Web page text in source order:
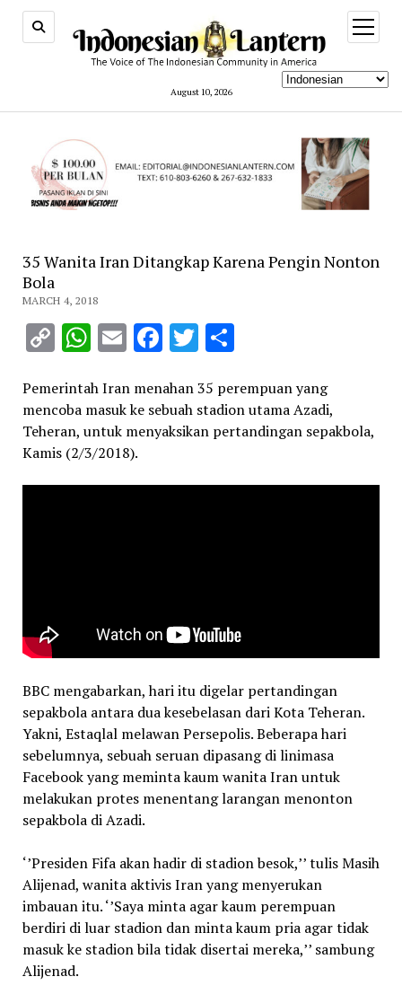
August 10, 2026
open
menu
35 Wanita Iran Ditangkap Karena Pengin Nonton
Bola
MARCH 4, 2018
CopyWhatsApp
EmailFacebook
Twitter
Share
Pemerintah Iran menahan 35 perempuan yang
mencoba masuk ke sebuah stadion utama Azadi,
Teheran, untuk menyaksikan pertandingan sepakbola,
Kamis (2/3/2018).
BBC mengabarkan, hari itu digelar pertandingan
sepakbola antara dua kesebelasan dari Kota Teheran.
Yakni, Estaqlal melawan Persepolis. Beberapa hari
sebelumnya, sebuah seruan dipasang di linimasa
Facebook yang meminta kaum wanita Iran untuk
melakukan protes menentang larangan menonton
sepakbola di Azadi.
‘’Presiden Fifa akan hadir di stadion besok,’’ tulis Masih
Alijenad, wanita aktivis Iran yang menyerukan
imbauan itu. ‘’Saya minta agar kaum perempuan
berdiri di luar stadion dan minta kaum pria agar tidak
masuk ke stadion bila tidak disertai mereka,’’ sambung
Alijenad.